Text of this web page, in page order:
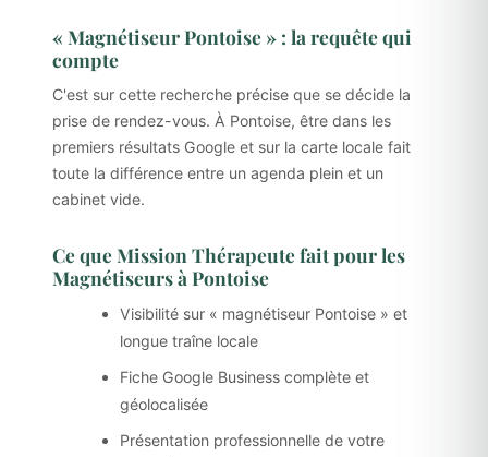
« Magnétiseur Pontoise » : la requête qui
compte
C'est sur cette recherche précise que se décide la
prise de rendez-vous. À Pontoise, être dans les
premiers résultats Google et sur la carte locale fait
toute la différence entre un agenda plein et un
cabinet vide.
Ce que Mission Thérapeute fait pour les
Magnétiseurs à Pontoise
Visibilité sur « magnétiseur Pontoise » et
longue traîne locale
Fiche Google Business complète et
géolocalisée
Présentation professionnelle de votre